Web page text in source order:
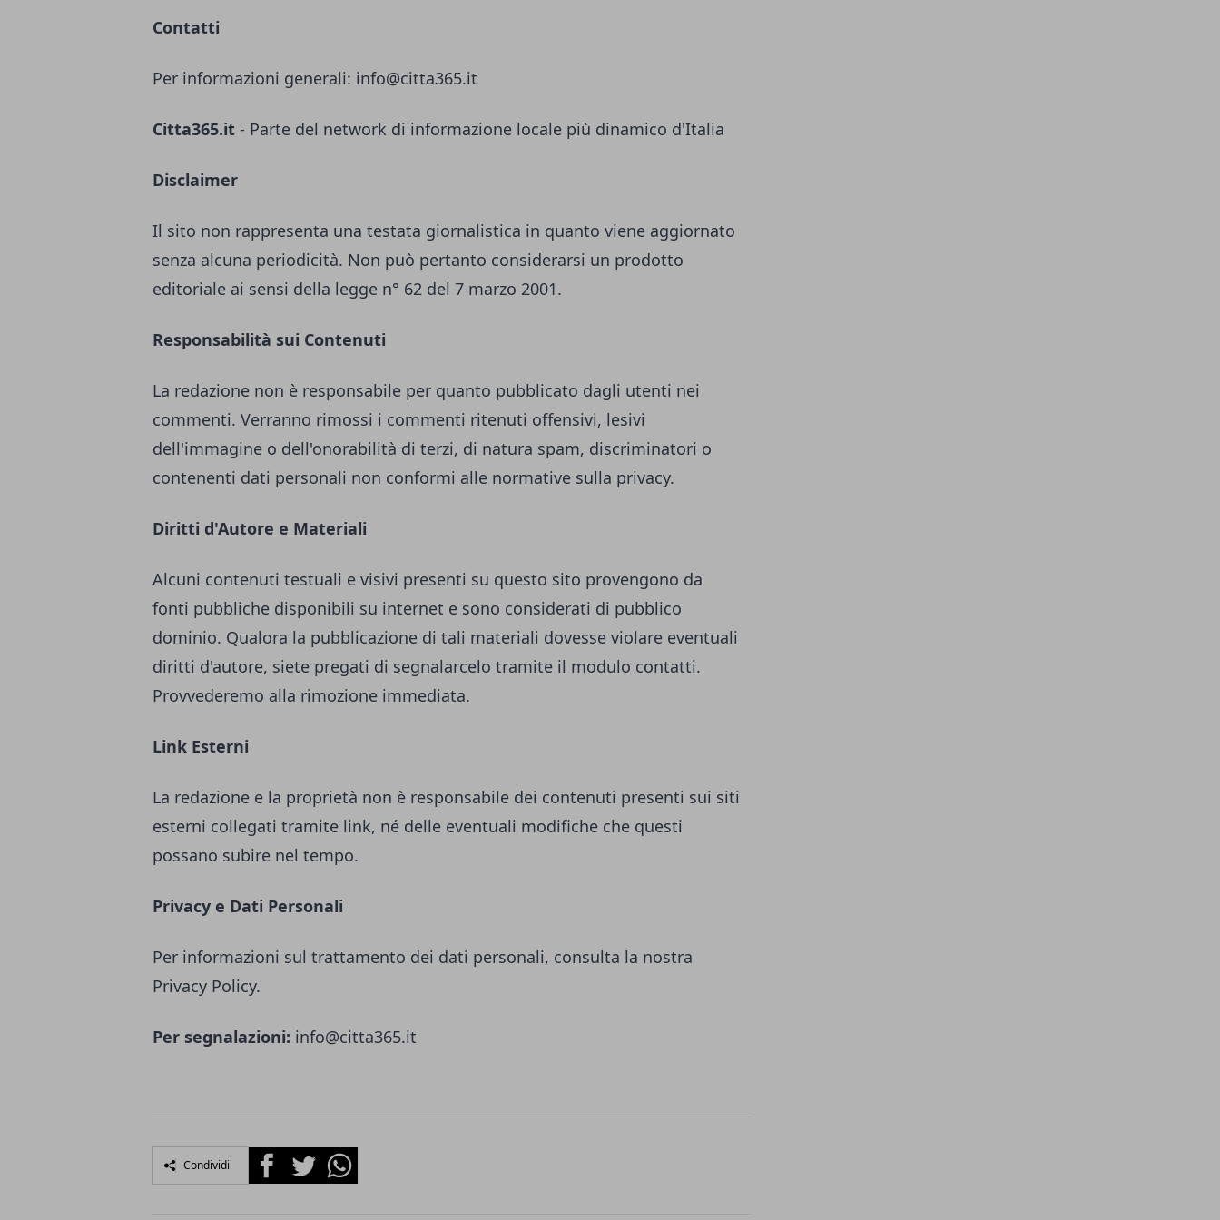
Contatti
Per informazioni generali: info@citta365.it
Citta365.it - Parte del network di informazione locale più dinamico d'Italia
Disclaimer
Il sito non rappresenta una testata giornalistica in quanto viene aggiornato
senza alcuna periodicità. Non può pertanto considerarsi un prodotto
editoriale ai sensi della legge n° 62 del 7 marzo 2001.
Responsabilità sui Contenuti
La redazione non è responsabile per quanto pubblicato dagli utenti nei
commenti. Verranno rimossi i commenti ritenuti offensivi, lesivi
dell'immagine o dell'onorabilità di terzi, di natura spam, discriminatori o
contenenti dati personali non conformi alle normative sulla privacy.
Diritti d'Autore e Materiali
Alcuni contenuti testuali e visivi presenti su questo sito provengono da
fonti pubbliche disponibili su internet e sono considerati di pubblico
dominio. Qualora la pubblicazione di tali materiali dovesse violare eventuali
diritti d'autore, siete pregati di segnalarcelo tramite il modulo contatti.
Provvederemo alla rimozione immediata.
Link Esterni
La redazione e la proprietà non è responsabile dei contenuti presenti sui siti
esterni collegati tramite link, né delle eventuali modifiche che questi
possano subire nel tempo.
Privacy e Dati Personali
Per informazioni sul trattamento dei dati personali, consulta la nostra
Privacy Policy.
Per segnalazioni: info@citta365.it
Condividi FacebookTwitterWhatsapp